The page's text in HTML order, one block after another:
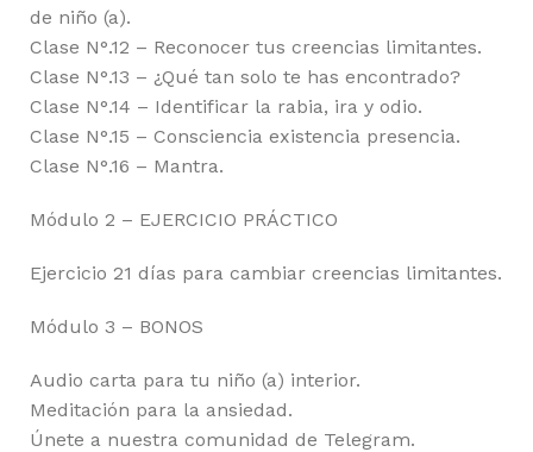
de niño (a).
Clase N°.12 – Reconocer tus creencias limitantes.
Clase N°.13 – ¿Qué tan solo te has encontrado?
Clase N°.14 – Identificar la rabia, ira y odio.
Clase N°.15 – Consciencia existencia presencia.
Clase N°.16 – Mantra.
Módulo 2 – EJERCICIO PRÁCTICO
Ejercicio 21 días para cambiar creencias limitantes.
Módulo 3 – BONOS
Audio carta para tu niño (a) interior.
Meditación para la ansiedad.
Únete a nuestra comunidad de Telegram.